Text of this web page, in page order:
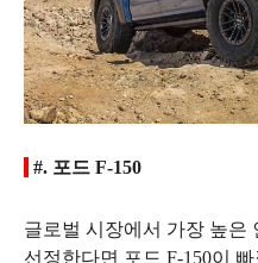
#. 포드 F-150
글로벌 시장에서 가장 높은
선정한다면 포드 F-150이